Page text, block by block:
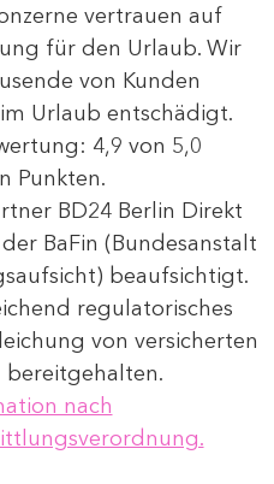
vertrauen auf
für den Urlaub. Wir
von Kunden
Urlaub entschädigt.
4,9 von 5,0
Punkten.
BD24 Berlin Direkt
BaFin (Bundesanstalt
beaufsichtigt.
regulatorisches
von versicherten
bereitgehalten.
nach